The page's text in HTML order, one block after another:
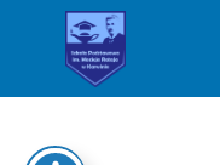
Strona główna